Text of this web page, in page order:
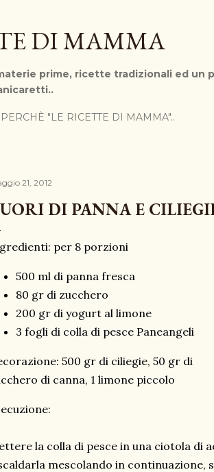
DI MAMMA
prime, ricette tradizionali ed un
PERCHÈ "LE RICETTE DI MAMMA"..
21, 2012
DI PANNA E
per 8 porzioni
500 ml di panna fresca
80 gr di zucchero
200 gr di yogurt al limone
3 fogli di colla di pesce Paneangeli
500 gr di ciliegie, 50 gr di
di canna, 1 limone piccolo
la colla di pesce in una ciotola di
mescolando in